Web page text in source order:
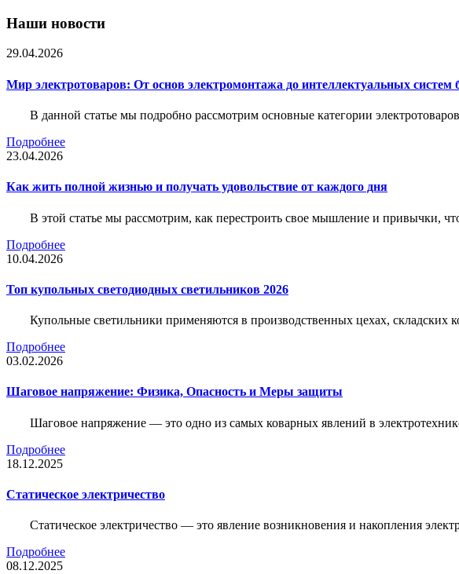
Наши новости
29.04.2026
Мир электротоваров: От основ электромонтажа до интеллектуальных систем
В данной статье мы подробно рассмотрим основные категории
Подробнее
23.04.2026
Как жить полной жизнью и получать удовольствие от каждого дня
В этой статье мы рассмотрим, как перестроить свое мышление и привычки,
Подробнее
10.04.2026
Топ купольных светодиодных светильников 2026
Купольные светильники применяются в производственных цехах, складских
Подробнее
03.02.2026
Шаговое напряжение: Физика, Опасность и Меры защиты
Шаговое напряжение — это одно из самых коварных явлений в
Подробнее
18.12.2025
Статическое электричество
Статическое электричество — это явление возникновения и накопления
Подробнее
08.12.2025